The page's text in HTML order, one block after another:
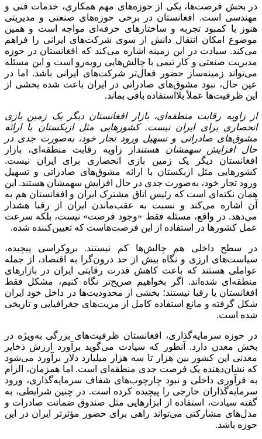
در بخش فرصت‌ها، یکی از حوزه‌های مهم همکاری، خدمات فنی و
مهندسی است. افغانستان در برخی حوزه‌های صنعتی و مدیریتی
هنوز با کمبود تجربه و ساختارهای حرفه‌ای مواجه است و همین
موضوع امکان انتقال دانش از سوی شرکت‌های ایرانی را فراهم
می‌کند. سیادت در این زمینه اشاره می‌کند که افغانستان در حوزه
مدیریت صنعتی و کار تیمی با چالش‌هایی روبه‌رو است و این مسئله
می‌تواند زمینه‌ساز حضور فعال‌تر شرکت‌های ایرانی باشد. اما در
عین حال، نبود مشوق‌های صادراتی در ایران باعث شده بخشی از
این ظرفیت‌ها عملاً بلااستفاده باقی بماند.
از زاویه رقابت منطقه‌ای، بازار افغانستان دیگر یک زمین بازی
انحصاری برای ایران نیست. کشورهایی مثل ازبکستان با ارائه
مشوق‌های صادراتی و تسهیل ورود تجار خود، به‌صورت جدی در
حال افزایش سهمشان هستند از زاویه رقابت منطقه‌ای، بازار
افغانستان دیگر یک زمین بازی انحصاری برای ایران نیست.
کشورهایی مثل ازبکستان با ارائه مشوق‌های صادراتی و تسهیل
ورود تجار خود، به‌صورت جدی در حال افزایش سهمشان هستند. این
همان نکته‌ای است که رئیس اتاق مشترک ایران و افغانستان هم به
آن اشاره می‌کند و نسبت به عقب‌ماندن ایران از رقبا هشدار
می‌دهد. در واقع، مسئله فقط «وجود فرصت» نیست، بلکه سرعت
عمل کشورها در استفاده از این فرصت‌هاست که تعیین‌کننده شده.
در سطح داخلی هم چالش‌ها کم نیستند. بروکراسی پیچیده،
سیاست‌های ارزی و نگاه بیش از حد درون‌گرا به اقتصاد، از جمله
عواملی هستند که باعث کاهش قدرت رقابتی ایران در بازارهای
منطقه‌ای شده‌اند. اگر بخواهیم صریح‌تر نگاه کنیم، مشکل فقط
افغانستان یا رقبا نیستند؛ بخشی از محدودیت‌ها در داخل خود ایران
شکل گرفته و مانع استفاده کامل از مزیت‌های جغرافیایی و تاریخی
شده است.
در حوزه سرمایه‌گذاری، افغانستان ظرفیت‌های بزرگی به‌ویژه در
بخش معدن دارد. آنطور که سیادت می‌گوید برآورد ارزش ذخایر
معدنی این کشور بین هزار تا سه هزار میلیارد دلار برآورد می‌شود
که نشان‌دهنده یک فرصت جدی منطقه‌ای است. اما همزمان، الزام
به فرآوری داخلی و نبود چارچوب‌های شفاف سرمایه‌گذاری، ورود
سرمایه‌گذاران خارجی را پیچیده کرده است. در چنین شرایطی، به
گفته سیادت، استفاده از ابزارهایی مثل صندوق ضمانت صادرات و
مدل‌های مشارکتی می‌تواند راهی برای حضور مؤثرتر ایران در این
حوزه باشد.